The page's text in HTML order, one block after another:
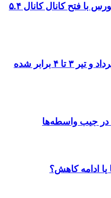
*رکوردشکنی تاریخی بورس با فتح کانال کانال ۵.۴
*چرا قبض آب و برق خرداد و تیر ۳ تا ۴ برابر شده
در جیب واسطه‌ها
یا ادامه کاهش؟